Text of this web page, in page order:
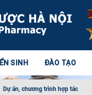
SINH ĐÀO TẠO
Dự án, chương trình hợp tác